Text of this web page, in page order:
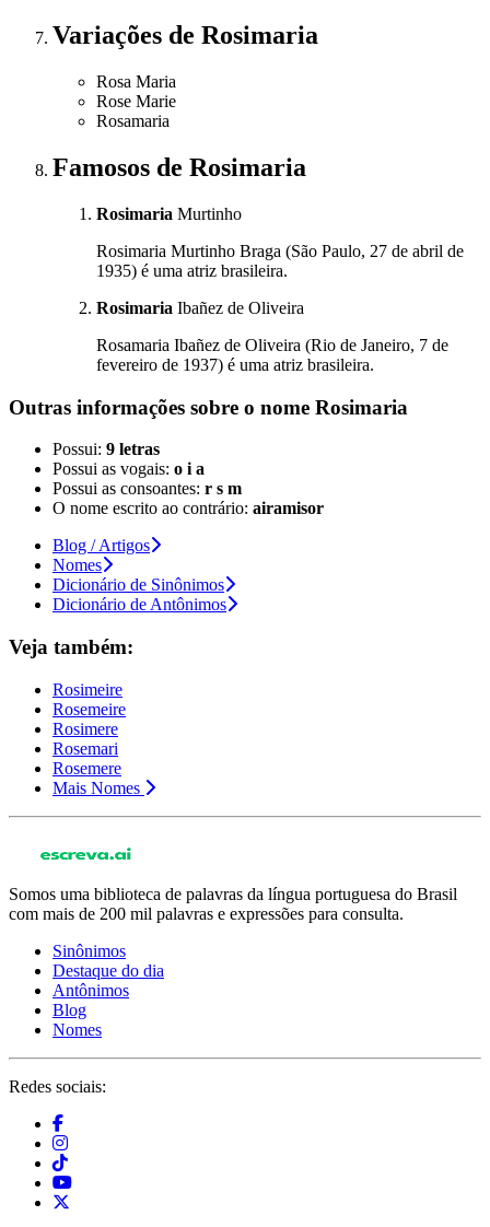
Variações de Rosimaria
Rosa Maria
Rose Marie
Rosamaria
Famosos de Rosimaria
Rosimaria Murtinho
Rosimaria Murtinho Braga (São Paulo, 27 de abril de
1935) é uma atriz brasileira.
Rosimaria Ibañez de Oliveira
Rosamaria Ibañez de Oliveira (Rio de Janeiro, 7 de
fevereiro de 1937) é uma atriz brasileira.
Outras informações sobre o nome Rosimaria
Possui: 9 letras
Possui as vogais: o i a
Possui as consoantes: r s m
O nome escrito ao contrário: airamisor
Blog / Artigos
Nomes
Dicionário de Sinônimos
Dicionário de Antônimos
Veja também:
Rosimeire
Rosemeire
Rosimere
Rosemari
Rosemere
Mais Nomes
Somos uma biblioteca de palavras da língua portuguesa do Brasil
com mais de 200 mil palavras e expressões para consulta.
Sinônimos
Destaque do dia
Antônimos
Blog
Nomes
Redes sociais: